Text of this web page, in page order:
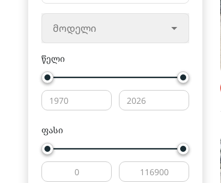
მოდელი
წელი
ფასი